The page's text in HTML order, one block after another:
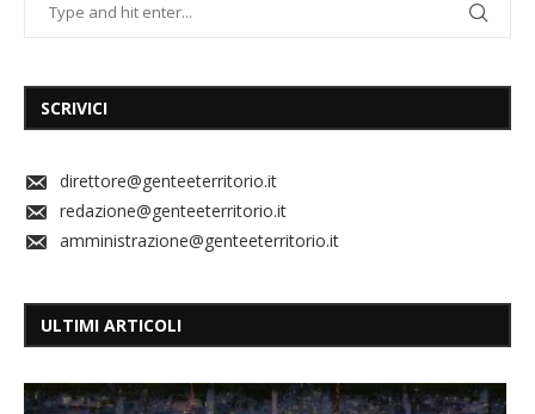
SCRIVICI
direttore@genteeterritorio.it
redazione@genteeterritorio.it
amministrazione@genteeterritorio.it
ULTIMI ARTICOLI